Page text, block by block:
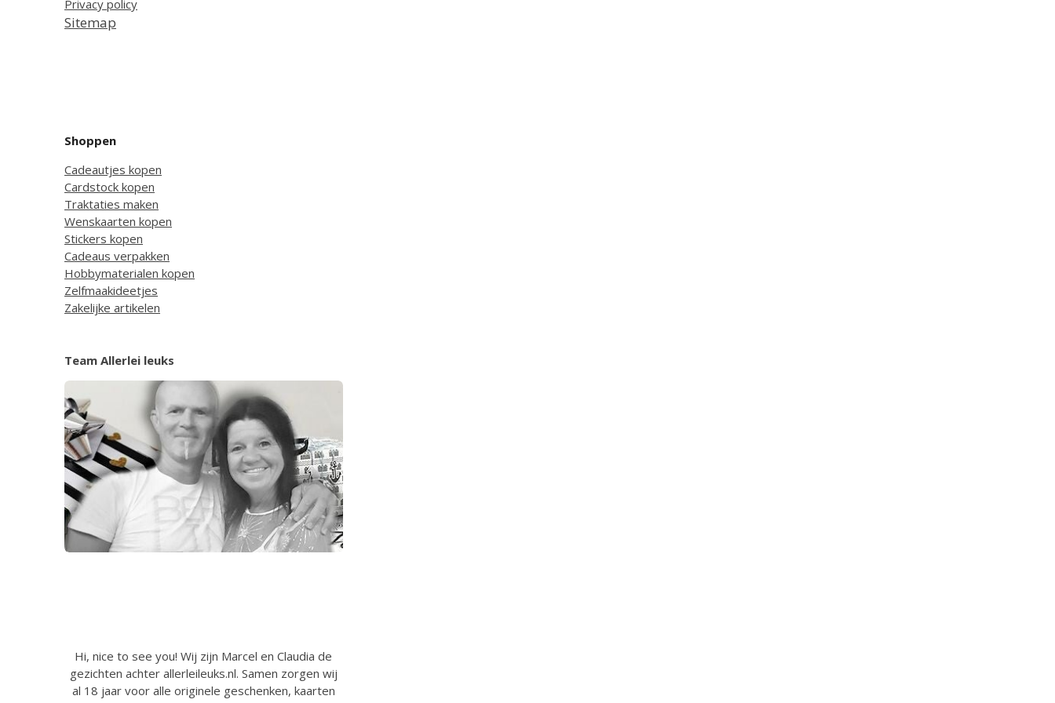
Privacy policy
Sitemap
Shoppen
Cadeautjes kopen
Cardstock kopen
Traktaties maken
Wenskaarten kopen
Stickers kopen
Cadeaus verpakken
Hobbymaterialen kopen
Zelfmaakideetjes
Zakelijke artikelen
Team Allerlei leuks
Hi, nice to see you! Wij zijn Marcel en Claudia de
gezichten achter allerleileuks.nl. Samen zorgen wij
al 18 jaar voor alle originele geschenken, kaarten